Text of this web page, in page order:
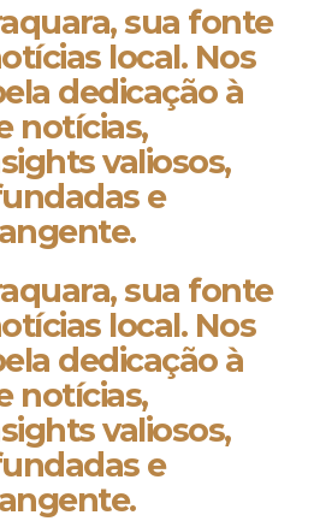
sua fonte
local. Nos
dedicação à
notícias,
valiosos,
e
sua fonte
local. Nos
dedicação à
notícias,
valiosos,
e